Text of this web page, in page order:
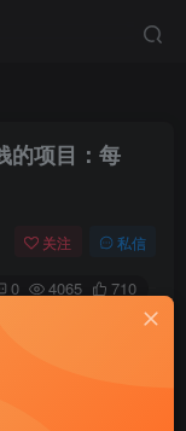
的项目：每
关注 私信
0 4065 710